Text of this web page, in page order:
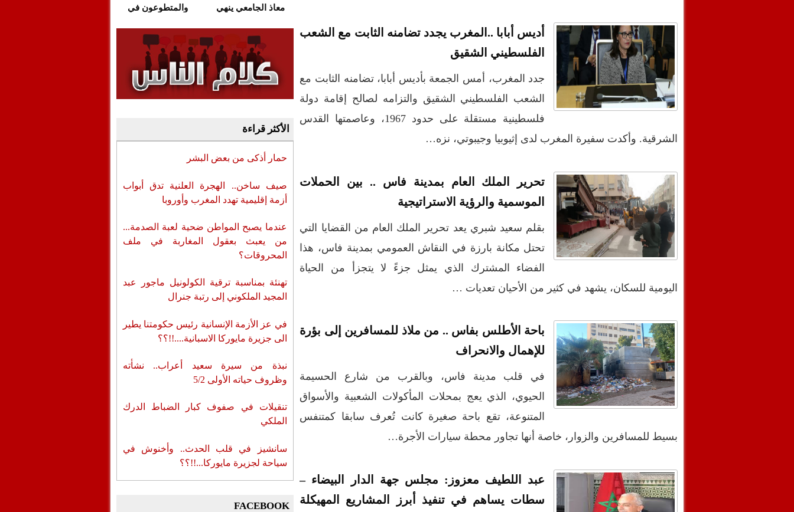
أديس أبابا ..المغرب يجدد تضامنه الثابت مع الشعب
الفلسطيني الشقيق
جدد المغرب، أمس الجمعة بأديس أبابا، تضامنه الثابت مع
الشعب الفلسطيني الشقيق والتزامه لصالح إقامة دولة
فلسطينية مستقلة على حدود 1967، وعاصمتها القدس
الشرقية. وأكدت سفيرة المغرب لدى إثيوبيا وجيبوتي، نزه…
تحرير الملك العام بمدينة فاس .. بين الحملات
الموسمية والرؤية الاستراتيجية
بقلم سعيد شبري يعد تحرير الملك العام من القضايا التي
تحتل مكانة بارزة في النقاش العمومي بمدينة فاس، هذا
الفضاء المشترك الذي يمثل جزءً لا يتجزأ من الحياة
اليومية للسكان، يشهد في كثير من الأحيان تعديات …
باحة الأطلس بفاس .. من ملاذ للمسافرين إلى بؤرة
للإهمال والانحراف
في قلب مدينة فاس، وبالقرب من شارع الحسيمة
الحيوي، الذي يعج بمحلات المأكولات الشعبية والأسواق
المتنوعة، تقع باحة صغيرة كانت تُعرف سابقا كمتنفس
بسيط للمسافرين والزوار، خاصة أنها تجاور محطة سيارات الأجرة…
عبد اللطيف معزوز: مجلس جهة الدار البيضاء –
سطات يساهم في تنفيذ أبرز المشاريع المهيكلة
والمتطوعون في
وقنوات صرف صحي
تقتل والمحاسبة يجب
أن تطال المسؤولين
معاذ الجامعي ينهي
والعمال مع شركة
سيتي باص + وثيقة
وفيديو
الأكثر قراءة
حمار أذكى من بعض البشر
صيف ساخن.. الهجرة العلنية تدق أبواب
أزمة إقليمية تهدد المغرب وأوروبا
عندما يصبح المواطن ضحية لعبة الصدمة...
من يعبث بعقول المغاربة في ملف
المحروقات؟
تهنئة بمناسبة ترقية الكولونيل ماجور عبد
المجيد الملكوني إلى رتبة جنرال
في عز الأزمة الإنسانية رئيس حكومتنا يطير
الى جزيرة مايوركا الاسبانية....!!؟؟
نبذة من سيرة سعيد أعراب.. نشأته
وظروف حياته الأولى 5/2
تنقيلات في صفوف كبار الضباط الدرك
الملكي
سانشيز في قلب الحدث.. وأخنوش في
سياحة لجزيرة مايوركا...!!؟؟
FACEBOOK